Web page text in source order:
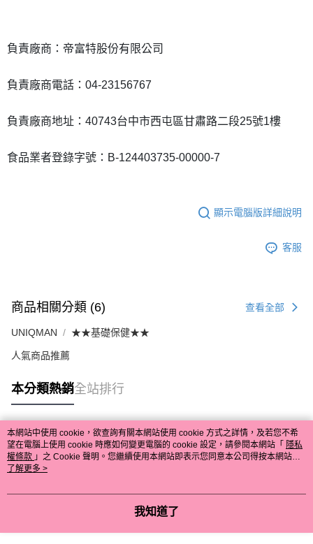
負責廠商：帝富特股份有限公司
負責廠商電話：04-23156767
負責廠商地址：40743台中市西屯區甘肅路二段25號1樓
食品業者登錄字號：B-124403735-00000-7
顯示電腦版詳細說明
客服
商品相關分類 (6) 查看全部
UNIQMAN ★★基礎保健★★
人氣商品推薦
本分類熱銷全站排行
熱門標籤
本網站中使用 cookie，欲查詢有關本網站使用 cookie 方式之詳情，及若您不希
望在電腦上使用 cookie 時應如何變更電腦的 cookie 設定，請參閱本網站「 隱私
權條款 」之 Cookie 聲明。您繼續使用本網站即表示您同意本公司得按本網站使
用條款之 Cookie 聲明使用 cookie。
了解更多 >
我知道了